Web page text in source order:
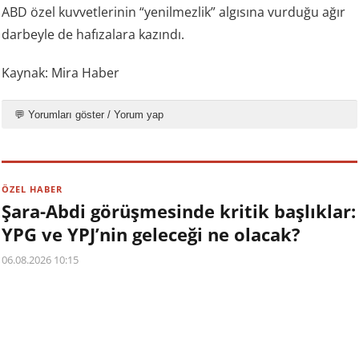
ABD özel kuvvetlerinin “yenilmezlik” algısına vurduğu ağır
darbeyle de hafızalara kazındı.
Kaynak: Mira Haber
💬 Yorumları göster / Yorum yap
ÖZEL HABER
Şara-Abdi görüşmesinde kritik başlıklar:
YPG ve YPJ’nin geleceği ne olacak?
06.08.2026 10:15